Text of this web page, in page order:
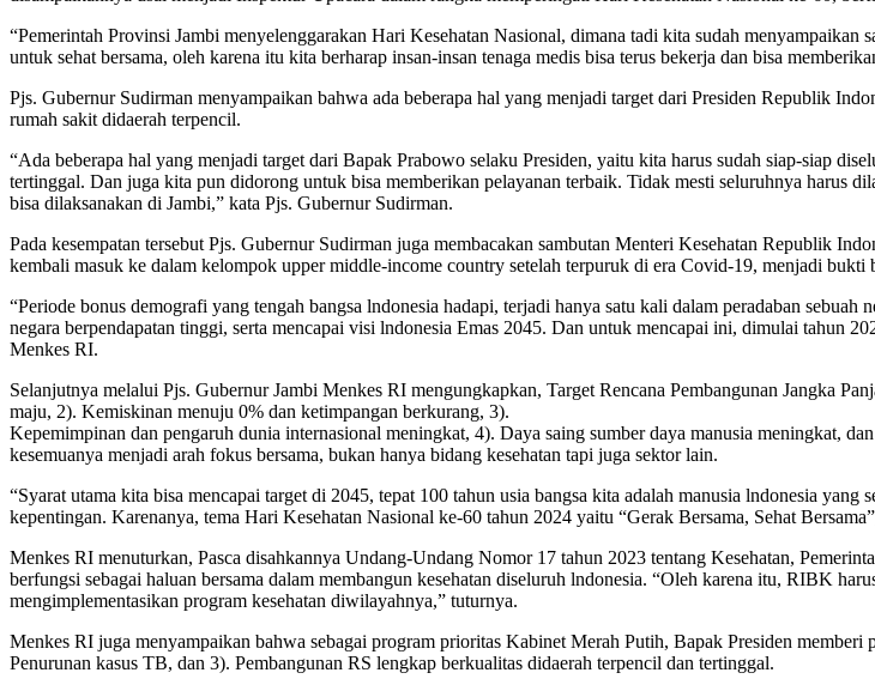
“Pemerintah Provinsi Jambi menyelenggarakan Hari Kesehatan Nasional, dimana tadi kita sudah
untuk sehat bersama, oleh karena itu kita berharap insan-insan tenaga medis bisa terus bekerja dan bisa
Pjs. Gubernur Sudirman menyampaikan bahwa ada beberapa hal yang menjadi target dari Presiden Republik
rumah sakit didaerah terpencil.
“Ada beberapa hal yang menjadi target dari Bapak Prabowo selaku Presiden, yaitu kita harus sudah siap-siap
tertinggal. Dan juga kita pun didorong untuk bisa memberikan pelayanan terbaik. Tidak mesti seluruhnya harus
bisa dilaksanakan di Jambi,” kata Pjs. Gubernur Sudirman.
Pada kesempatan tersebut Pjs. Gubernur Sudirman juga membacakan sambutan Menteri Kesehatan Republik
kembali masuk ke dalam kelompok upper middle-income country setelah terpuruk di era Covid-19, menjadi bukti
“Periode bonus demografi yang tengah bangsa lndonesia hadapi, terjadi hanya satu kali dalam peradaban
negara berpendapatan tinggi, serta mencapai visi lndonesia Emas 2045. Dan untuk mencapai ini, dimulai tahun
Menkes RI.
Selanjutnya melalui Pjs. Gubernur Jambi Menkes RI mengungkapkan, Target Rencana Pembangunan Jangka
maju, 2). Kemiskinan menuju 0% dan ketimpangan berkurang, 3).
Kepemimpinan dan pengaruh dunia internasional meningkat, 4). Daya saing sumber daya manusia meningkat,
kesemuanya menjadi arah fokus bersama, bukan hanya bidang kesehatan tapi juga sektor lain.
“Syarat utama kita bisa mencapai target di 2045, tepat 100 tahun usia bangsa kita adalah manusia lndonesia
kepentingan. Karenanya, tema Hari Kesehatan Nasional ke-60 tahun 2024 yaitu “Gerak Bersama, Sehat
Menkes RI menuturkan, Pasca disahkannya Undang-Undang Nomor 17 tahun 2023 tentang Kesehatan,
berfungsi sebagai haluan bersama dalam membangun kesehatan diseluruh lndonesia. “Oleh karena itu, RIBK
mengimplementasikan program kesehatan diwilayahnya,” tuturnya.
Menkes RI juga menyampaikan bahwa sebagai program prioritas Kabinet Merah Putih, Bapak Presiden memberi
Penurunan kasus TB, dan 3). Pembangunan RS lengkap berkualitas didaerah terpencil dan tertinggal.